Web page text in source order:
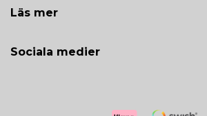
Läs mer
Sociala medier